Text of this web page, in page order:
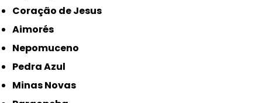
Coração de Jesus
Aimorés
Nepomuceno
Pedra Azul
Minas Novas